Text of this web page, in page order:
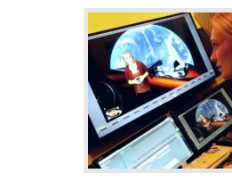
LA PULGA MERCANTE
LITERATURA DE LA RADIO
MIEMBROS ORIGINALES
MODOS DIGITALES